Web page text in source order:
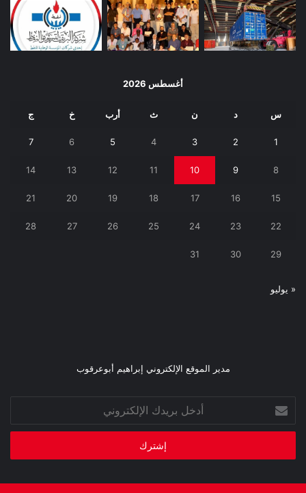
أغسطس 2026
س د ن ث أرب خ ج
1
2
3
4
5
6
7
8
9
10
11
12
13
14
15
16
17
18
19
20
21
22
23
24
25
26
27
28
29
30
31
« يوليو
مدير الموقع الإلكتروني إبراهيم أبوعرقوب
بريدك
الإلكتروني